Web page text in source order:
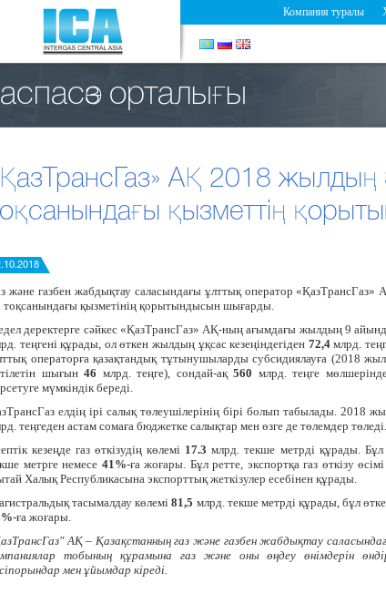
Компания туралы
орталығы
АҚ 2018 жылдың
қызметтің
және газбен жабдықтау саласындағы ұлттық оператор
тоқсанындағы қызметінің қорытындысын шығарды.
деректерге сәйкес «ҚазТрансГаз» АҚ-ның ағымдағы жылдың 9
теңгені құрады, ол өткен жылдың ұқсас кезеңіндегіден 72,4млрд.
операторға қазақтандық тұтынушыларды субсидиялауға (2018
шығын46 млрд. теңге), сондай-ақ560 млрд. теңге
мүмкіндік береді.
елдің ірі салық төлеушілерінің бірі болып табылады. 2018
теңгеден астам сомаға бюджетке салықтар мен өзге де төлемдер төледі.
кезеңде газ өткізудің көлемі 17.3 млрд. текше метрді құрады.
метрге немесе 41%-ға жоғары. Бұл ретте, экспортқа газ өткізу өсімі
Халық Республикасына экспорттық жеткізулер есебінен құрады.
тасымалдау көлемі81,5 млрд. текше метрді құрады, бұл
-ға жоғары.
АҚ – Қазақстанның газ және газбен жабдықтау
тобының құрамына газ және оны өңдеу өнімдерін
мен ұйымдар кіреді.